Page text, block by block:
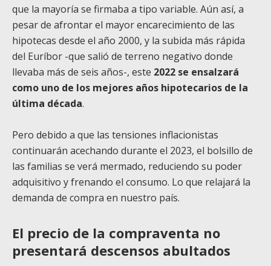
que la mayoría se firmaba a tipo variable. Aún así, a
pesar de afrontar el mayor encarecimiento de las
hipotecas desde el año 2000, y la subida más rápida
del Euríbor -que salió de terreno negativo donde
llevaba más de seis años-, este 2022 se ensalzará
como uno de los mejores años hipotecarios de la
última década.
Pero debido a que las tensiones inflacionistas
continuarán acechando durante el 2023, el bolsillo de
las familias se verá mermado, reduciendo su poder
adquisitivo y frenando el consumo. Lo que relajará la
demanda de compra en nuestro país.
El precio de la compraventa no
presentará descensos abultados